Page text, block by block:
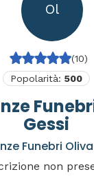
Ol
(10)
Popolarità: 500
Gessi
Funebri
non